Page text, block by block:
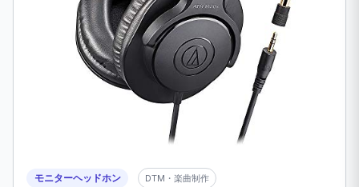
モニターヘッドホン DTM・楽曲制作